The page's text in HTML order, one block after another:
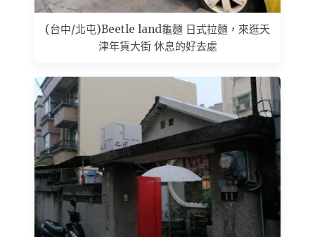
(台中/北屯)Beetle land龜麵 日式拉麵，來逛天
津年貨大街 休息的好去處